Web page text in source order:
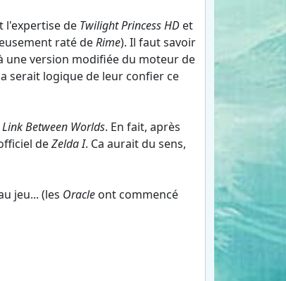
l'expertise de Twilight Princess HDet
raté deRime). Il faut savoir
une version modifiée du moteur de
serait logique de leur confier ce
Link Between Worlds. En fait, après
deZelda I. Ca aurait du sens,
jeu... (les Oracleont commencé